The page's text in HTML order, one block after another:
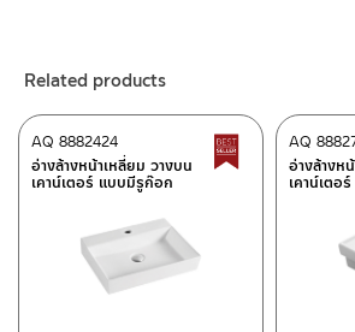
After Sales Service Center – Bangkok
662/61-62 Rama 3 Road,
– Shopee
–Lazada
ติดต่อพนักงานขาย / Contact Sales Staff
Tel: 02-285-5795
Related products
อ่างล้างหน้าเหลี่ยม วางบน
เคาน์เตอร์ แบบมีรูก๊อก
AQ 8882424 Best seller
อ่างล้างห
เคาน์เตอ
AQ